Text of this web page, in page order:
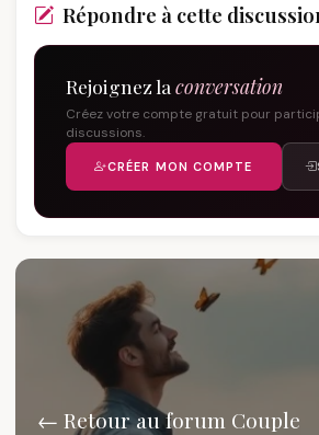
Répondre à cette
Rejoignez la conversation
Créez votre compte gratuit pour
discussions.
CRÉER MON COMPTE
← Retour au forum Couple